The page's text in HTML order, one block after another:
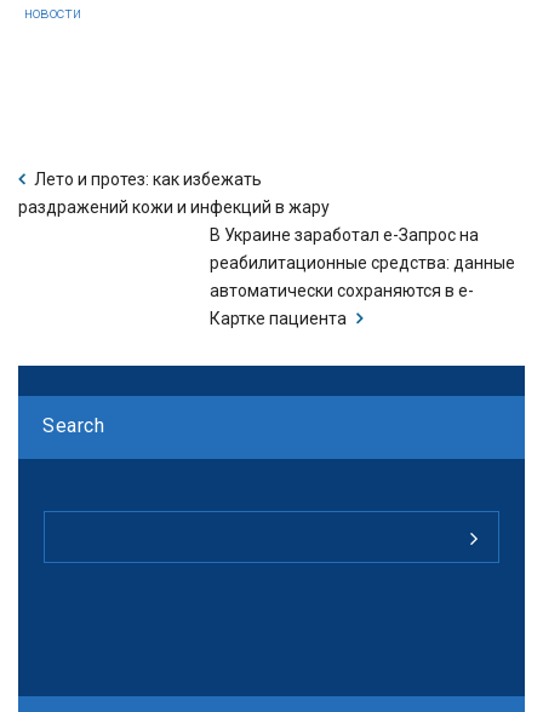
Category
новости
Лето и протез: как избежать
раздражений кожи и инфекций в жару
В Украине заработал е-Запрос на
реабилитационные средства: данные
автоматически сохраняются в е-
Картке пациента
Search